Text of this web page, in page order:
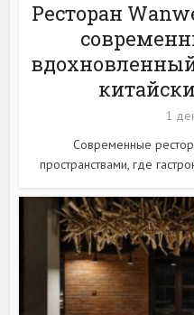
Ресторан
1
Современные
пространствами, где